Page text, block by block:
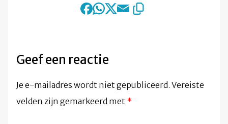
Geef een reactie
Je e-mailadres wordt niet gepubliceerd. Vereiste
velden zijn gemarkeerd met *